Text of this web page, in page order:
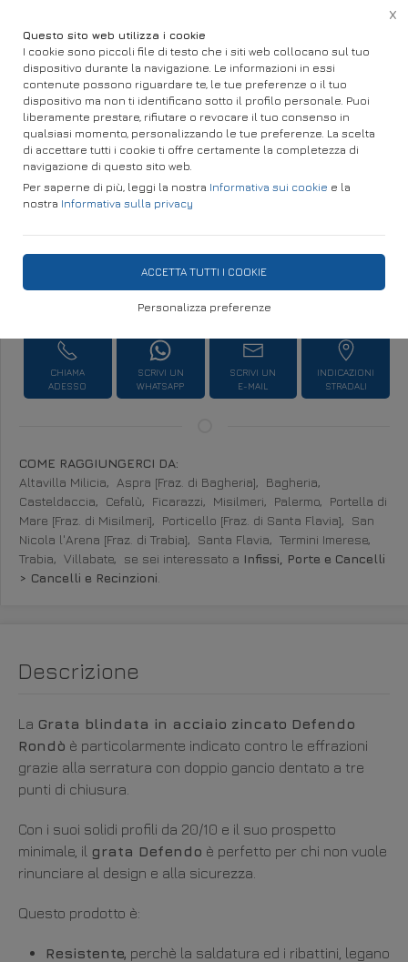
Questo sito web utilizza i cookie
I cookie sono piccoli file di testo che i siti web collocano sul tuo
dispositivo durante la navigazione. Le informazioni in essi
contenute possono riguardare te, le tue preferenze o il tuo
dispositivo ma non ti identificano sotto il profilo personale. Puoi
liberamente prestare, rifiutare o revocare il tuo consenso in
qualsiasi momento, personalizzando le tue preferenze. La scelta
di accettare tutti i cookie ti offre certamente la completezza di
navigazione di questo sito web.
Per saperne di più, leggi la nostra Informativa sui cookie e la
nostra Informativa sulla privacy
ACCETTA TUTTI I COOKIE
Personalizza preferenze
X
Home Infissi, Porte e Cancelli Infissi, Porte e Cancelli Cancelli e Recinzioni
GRATA ANTI EFFERAZIONE IN
ACCIAIO ZINCATO DEFENDO
RONDÒ
Richiedi Informazioni
CHIAMA
ADESSO
SCRIVI UN
WHATSAPP
SCRIVI UN
E-MAIL
INDICAZIONI
STRADALI
COME RAGGIUNGERCI DA:
Altavilla Milicia, Aspra [Fraz. di Bagheria], Bagheria,
Casteldaccia, Cefalù, Ficarazzi, Misilmeri, Palermo, Portella di
Mare [Fraz. di Misilmeri], Porticello [Fraz. di Santa Flavia], San
Nicola l'Arena [Fraz. di Trabia], Santa Flavia, Termini Imerese,
Trabia, Villabate, se sei interessato a Infissi, Porte e Cancelli
> Cancelli e Recinzioni
Descrizione
La Grata blindata in acciaio zincato Defendo
Rondò è particolarmente indicato contro le effrazioni
grazie alla serratura con doppio gancio dentato a tre
punti di chiusura.
Con i suoi solidi profili da 20/10 e il suo prospetto
minimale, il grata Defendo è perfetto per chi non vuole
rinunciare al design e alla sicurezza.
Questo prodotto è:
Resistente, perchè la saldatura ed i ribattini, legano